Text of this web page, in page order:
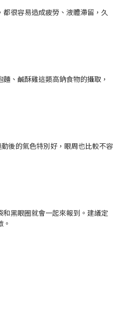
很容易造成疲勞、液體滯留，久
、鹹酥雞這類高鈉食物的攝取，
後的氣色特別好，眼周也比較不容
黑眼圈就會一起來報到。建議定